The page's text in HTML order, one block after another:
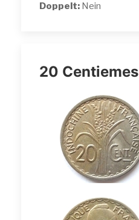
Doppelt: Nein
20 Centiemes